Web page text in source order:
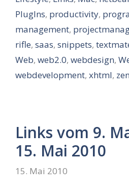
PlugIns, productivity,
management,
rifle, saas, snippets,
Web, web2.0, webdesign,
webdevelopment, xhtml,
Links vom 9.
15. Mai 2010
15. Mai 2010